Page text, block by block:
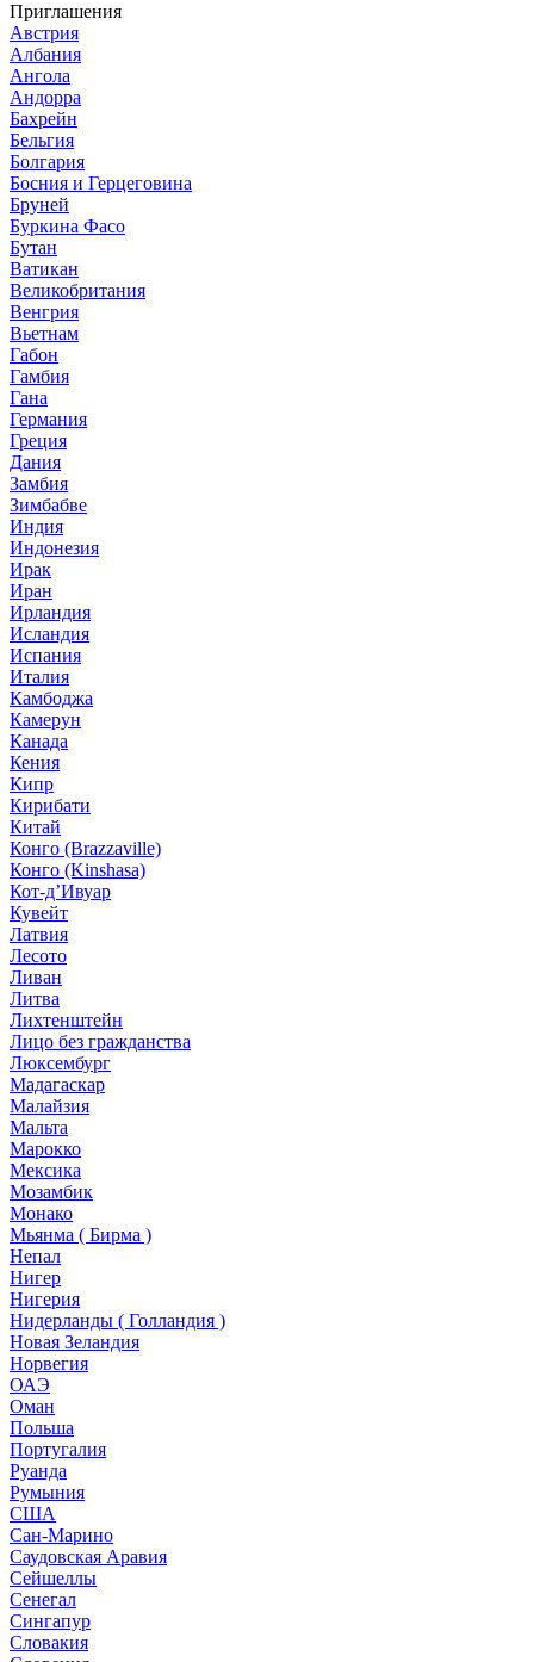
Приглашения
Австрия
Албания
Ангола
Андорра
Бахрейн
Бельгия
Болгария
Босния и Герцеговина
Бруней
Буркина Фасо
Бутан
Ватикан
Великобритания
Венгрия
Вьетнам
Габон
Гамбия
Гана
Германия
Греция
Дания
Замбия
Зимбабве
Индия
Индонезия
Ирак
Иран
Ирландия
Исландия
Испания
Италия
Камбоджа
Камерун
Канада
Кения
Кипр
Кирибати
Китай
Конго (Brazzaville)
Конго (Kinshasa)
Кот-д’Ивуар
Кувейт
Латвия
Лесото
Ливан
Литва
Лихтенштейн
Лицо без гражданства
Люксембург
Мадагаскар
Малайзия
Мальта
Марокко
Мексика
Мозамбик
Монако
Мьянма ( Бирма )
Непал
Нигер
Нигерия
Нидерланды ( Голландия )
Новая Зеландия
Норвегия
ОАЭ
Оман
Польша
Португалия
Руанда
Румыния
США
Сан-Марино
Саудовская Аравия
Сейшеллы
Сенегал
Сингапур
Словакия